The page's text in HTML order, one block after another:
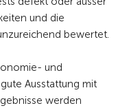
und die
bewertet.
und
Ausstattung mit
werden